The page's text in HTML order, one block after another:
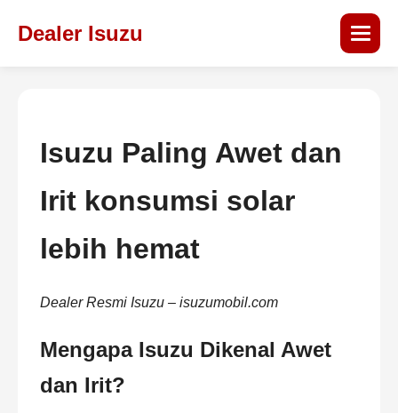
Dealer Isuzu
Isuzu Paling Awet dan
Irit konsumsi solar
lebih hemat
Dealer Resmi Isuzu – isuzumobil.com
Mengapa Isuzu Dikenal Awet
dan Irit?